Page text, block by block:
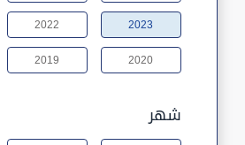
2023
2022
2020
2019
شهر